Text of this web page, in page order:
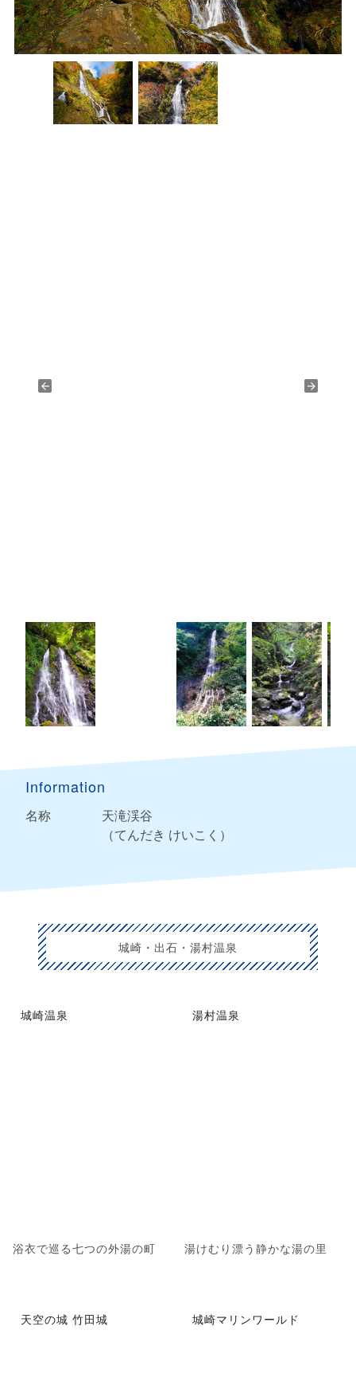
Information
名称
天滝渓谷
（てんだき けいこく）
城崎・出石・湯村温泉
城崎温泉
浴衣で巡る七つの外湯の町
湯村温泉
湯けむり漂う静かな湯の里
天空の城 竹田城 城崎マリンワールド